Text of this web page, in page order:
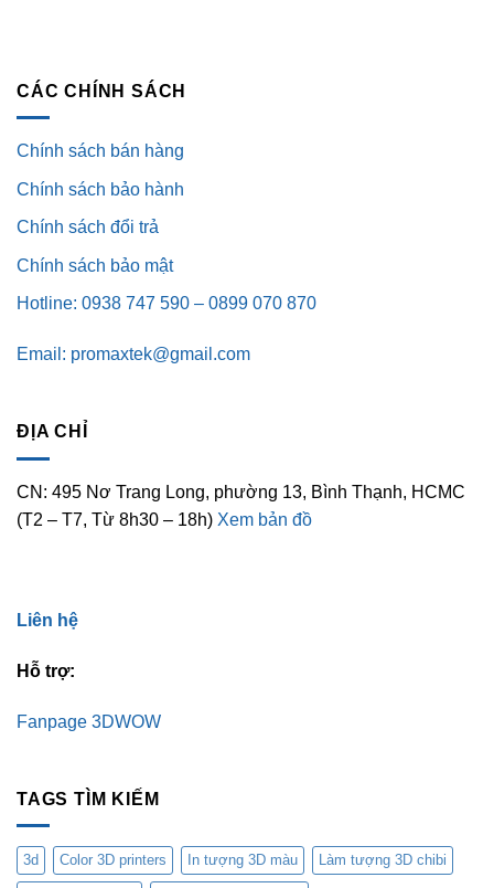
CÁC CHÍNH SÁCH
Chính sách bán hàng
Chính sách bảo hành
Chính sách đổi trả
Chính sách bảo mật
Hotline: 0938 747 590 – 0899 070 870
Email: promaxtek@gmail.com
ĐỊA CHỈ
CN: 495 Nơ Trang Long, phường 13, Bình Thạnh, HCMC
(T2 – T7, Từ 8h30 – 18h) Xem bản đồ
Liên hệ
Hỗ trợ:
Fanpage 3DWOW
TAGS TÌM KIẾM
3d Color 3D printers In tượng 3D màu Làm tượng 3D chibi